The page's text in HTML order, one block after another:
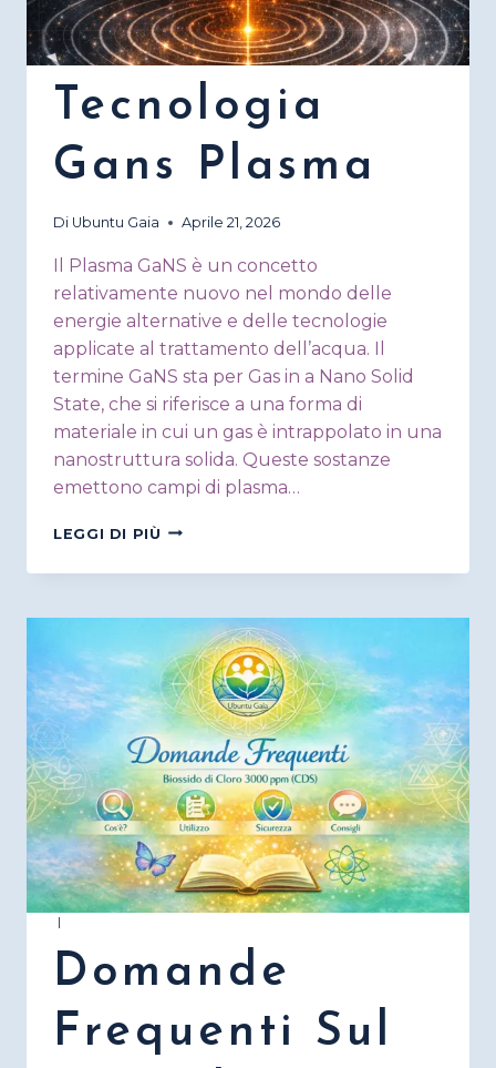
Tecnologia
Gans Plasma
Di Ubuntu Gaia Aprile 21, 2026
Il Plasma GaNS è un concetto
relativamente nuovo nel mondo delle
energie alternative e delle tecnologie
applicate al trattamento dell’acqua. Il
termine GaNS sta per Gas in a Nano Solid
State, che si riferisce a una forma di
materiale in cui un gas è intrappolato in una
nanostruttura solida. Queste sostanze
emettono campi di plasma…
LEGGI DI PIÙ TECNOLOGIA
PLASMA
|
Domande
Frequenti Sul